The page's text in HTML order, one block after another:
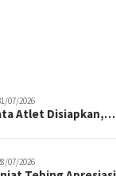
07/2026
Atlet Disiapkan,…
07/2026